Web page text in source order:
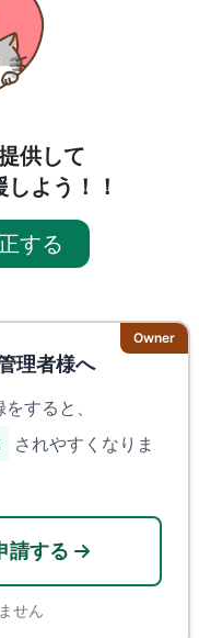
供して
よう！！
する
Owner
理者様へ
すると、
されやすくなりま
請する
せん